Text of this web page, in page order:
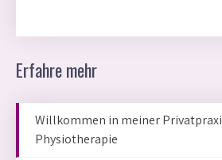
Erfahre mehr
Willkommen in meiner
Physiotherapie